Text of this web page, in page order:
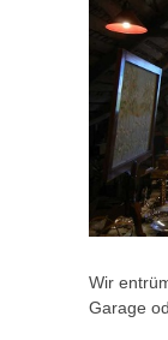
Wir
Garage